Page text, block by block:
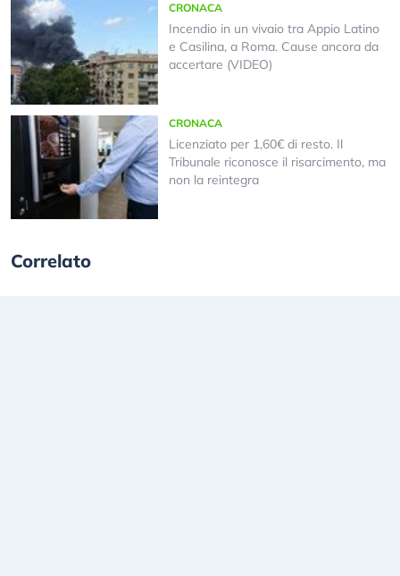
CRONACA
Incendio in un vivaio tra Appio Latino
e Casilina, a Roma. Cause ancora da
accertare (VIDEO)
CRONACA
Licenziato per 1,60€ di resto. Il
Tribunale riconosce il risarcimento, ma
non la reintegra
Correlato